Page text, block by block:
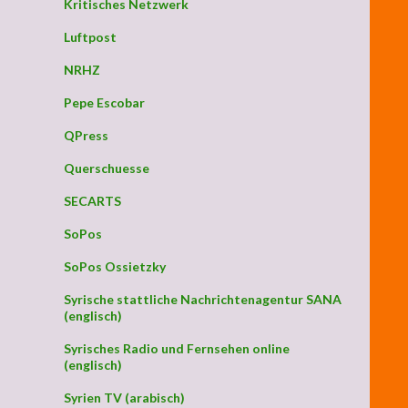
letzter Appell“
Kritisches Netzwerk
Luftpost
NRHZ
Pepe Escobar
QPress
Querschuesse
SECARTS
SoPos
SoPos Ossietzky
Syrische stattliche Nachrichtenagentur SANA
(englisch)
Syrisches Radio und Fernsehen online
(englisch)
Syrien TV (arabisch)